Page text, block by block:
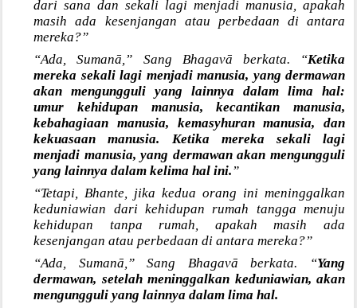
dari sana dan sekali lagi menjadi manusia, apakah
masih ada kesenjangan atau perbedaan di antara
mereka?”
“Ada, Sumanā,” Sang Bhagavā berkata. “Ketika
mereka sekali lagi menjadi manusia, yang dermawan
akan mengungguli yang lainnya dalam lima hal:
umur kehidupan manusia, kecantikan manusia,
kebahagiaan manusia, kemasyhuran manusia, dan
kekuasaan manusia. Ketika mereka sekali lagi
menjadi manusia, yang dermawan akan mengungguli
yang lainnya dalam kelima hal ini.”
“Tetapi, Bhante, jika kedua orang ini meninggalkan
keduniawian dari kehidupan rumah tangga menuju
kehidupan tanpa rumah, apakah masih ada
kesenjangan atau perbedaan di antara mereka?”
“Ada, Sumanā,” Sang Bhagavā berkata. “Yang
dermawan, setelah meninggalkan keduniawian, akan
mengungguli yang lainnya dalam lima hal.